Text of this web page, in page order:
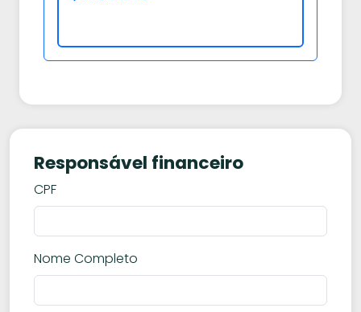
Responsável financeiro
CPF
Nome Completo